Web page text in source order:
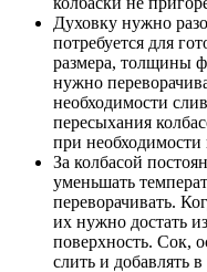
Духовку нужно
потребуется для
размера, толщины
нужно
необходимости
пересыхания
при необходимости
За колбасой
уменьшать
переворачивать.
их нужно достать
поверхность. Сок,
слить и добавлять